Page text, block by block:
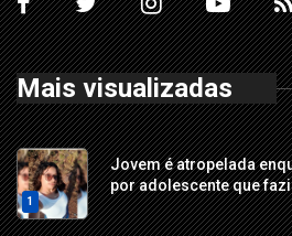
Mais visualizadas
1
Jovem é atropelada
por adolescente que